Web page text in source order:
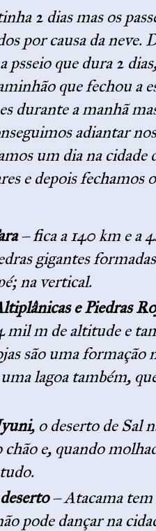
2 dias mas os
por causa da
psseio que dura 2
que fechou a
durante a manhã
adiantar
um dia na
e depois
– fica a 140 km e a
gigantes
na vertical.
e Piedras
mil m de altitude e
são uma formação
lagoa também,
, o deserto de Sal
chão e, quando
– Atacama tem
pode dançar na